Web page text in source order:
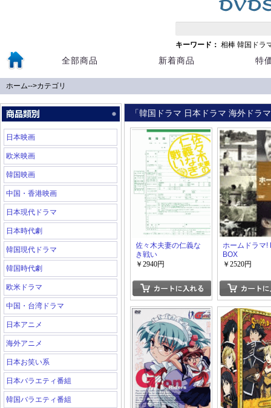
キーワード： 相棒 韓国ドラ
全部商品 新着商品 特
ホーム-->カテゴリ
日本映画
欧米映画
韓国映画
中国・香港映画
日本現代ドラマ
日本時代劇
韓国現代ドラマ
韓国時代劇
欧米ドラマ
中国・台湾ドラマ
日本アニメ
海外アニメ
日本お笑い系
日本バラエティ番組
韓国バラエティ番組
「韓国ドラマ 日本ドラマ 海外ドラ
佐々木夫妻の仁義な
き戦い
￥2940円
ホームドラマ!
BOX
￥2520円